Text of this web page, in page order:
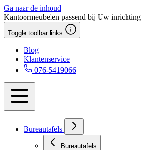
Ga naar de inhoud
Kantoormeubelen passend bij Uw inrichting
Toggle toolbar links
Blog
Klantenservice
076-5419066
Bureautafels
Bureautafels